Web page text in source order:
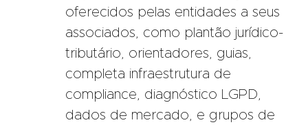
oferecidos pelas entidades a seus
associados, como plantão jurídico-
tributário, orientadores, guias,
completa infraestrutura de
compliance, diagnóstico LGPD,
dados de mercado, e grupos de